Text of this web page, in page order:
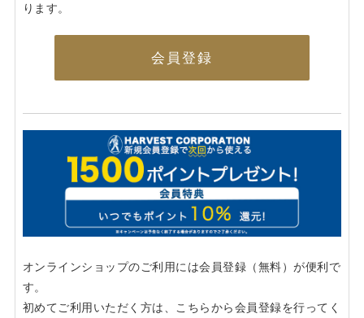
ります。
会員登録
オンラインショップのご利用には会員登録（無料）が便利で
す。
初めてご利用いただく方は、こちらから会員登録を行ってく